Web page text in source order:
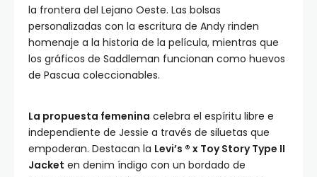
la frontera del Lejano Oeste. Las bolsas
personalizadas con la escritura de Andy rinden
homenaje a la historia de la película, mientras que
los gráficos de Saddleman funcionan como huevos
de Pascua coleccionables.
La propuesta femenina celebra el espíritu libre e
independiente de Jessie a través de siluetas que
empoderan. Destacan la Levi’s ® x Toy Story Type II
Jacket en denim índigo con un bordado de